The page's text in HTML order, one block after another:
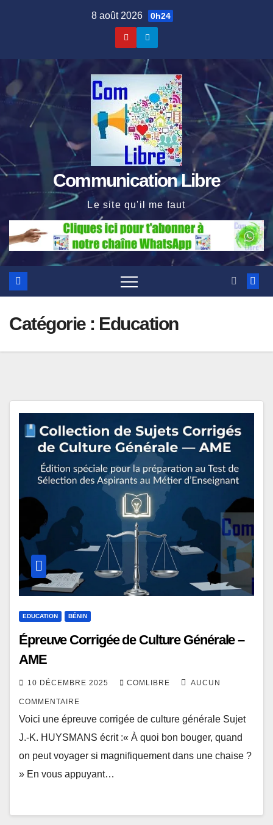
8 août 2026 0h24
Communication Libre
Le site qu'il me faut
Catégorie : Education
EDUCATION BÉNIN
Épreuve Corrigée de Culture Générale –
AME
10 DÉCEMBRE 2025 COMLIBRE AUCUN
COMMENTAIRE
Voici une épreuve corrigée de culture générale Sujet
J.-K. HUYSMANS écrit :« À quoi bon bouger, quand
on peut voyager si magnifiquement dans une chaise ?
» En vous appuyant…